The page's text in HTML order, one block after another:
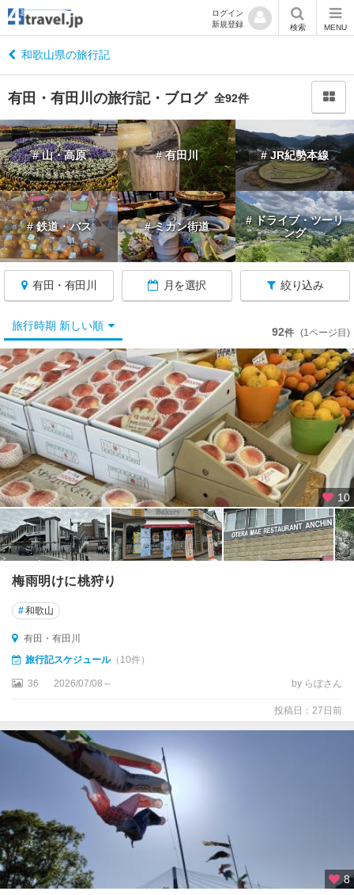
ログイン
新規登録
検索 MENU
和歌山県の旅行記
有田・有田川の旅行記・ブログ 全92件
# 山・高原 # 有田川 # JR紀勢本線
# 鉄道・バス # ミカン街道
# ドライブ・ツーリ
ング
有田・有田川 月を選択 絞り込み
和
歌
山
へ
戻
る
和
山
す
べ
て
和
歌
山
・
和
歌
の
浦
・
加
太
高
野
山
周
辺
御
・
有
・
龍
神
由
旅行時期 新しい順 92件 (1ページ目)
10
梅雨明けに桃狩り
#和歌山
有田・有田川
旅行記スケジュール（10件）
36 2026/07/08～ by らぼさん
投稿日：27日前
8